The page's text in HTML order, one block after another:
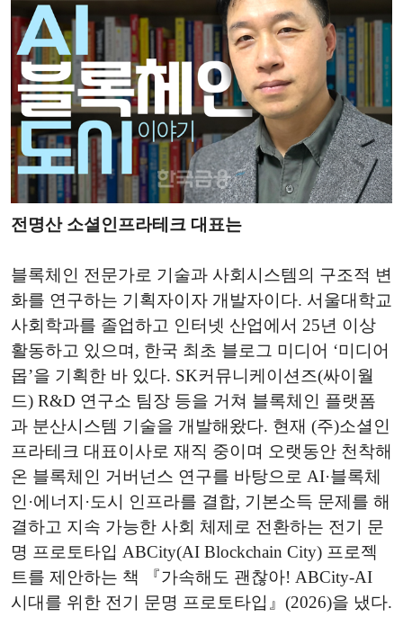
전명산 소셜인프라테크 대표는
블록체인 전문가로 기술과 사회시스템의 구조적 변
화를 연구하는 기획자이자 개발자이다. 서울대학교
사회학과를 졸업하고 인터넷 산업에서 25년 이상
활동하고 있으며, 한국 최초 블로그 미디어 ‘미디어
몹’을 기획한 바 있다. SK커뮤니케이션즈(싸이월
드) R&D 연구소 팀장 등을 거쳐 블록체인 플랫폼
과 분산시스템 기술을 개발해왔다. 현재 (주)소셜인
프라테크 대표이사로 재직 중이며 오랫동안 천착해
온 블록체인 거버넌스 연구를 바탕으로 AI·블록체
인·에너지·도시 인프라를 결합, 기본소득 문제를 해
결하고 지속 가능한 사회 체제로 전환하는 전기 문
명 프로토타입 ABCity(AI Blockchain City) 프로젝
트를 제안하는 책 『가속해도 괜찮아! ABCity-AI
시대를 위한 전기 문명 프로토타입』(2026)을 냈다.